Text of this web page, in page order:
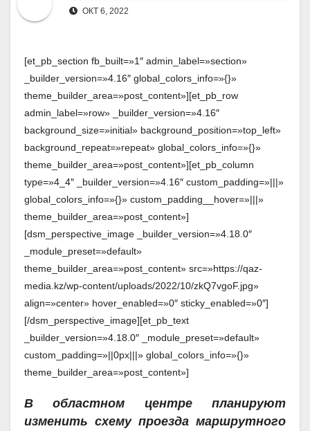
ОКТ 6, 2022
[et_pb_section fb_built=»1″ admin_label=»section»
_builder_version=»4.16″ global_colors_info=»{}»
theme_builder_area=»post_content»][et_pb_row
admin_label=»row» _builder_version=»4.16″
background_size=»initial» background_position=»top_left»
background_repeat=»repeat» global_colors_info=»{}»
theme_builder_area=»post_content»][et_pb_column
type=»4_4″ _builder_version=»4.16″ custom_padding=»|||»
global_colors_info=»{}» custom_padding__hover=»|||»
theme_builder_area=»post_content»]
[dsm_perspective_image _builder_version=»4.18.0″
_module_preset=»default»
theme_builder_area=»post_content» src=»https://qaz-
media.kz/wp-content/uploads/2022/10/zkQ7vgoF.jpg»
align=»center» hover_enabled=»0″ sticky_enabled=»0″]
[/dsm_perspective_image][et_pb_text
_builder_version=»4.18.0″ _module_preset=»default»
custom_padding=»||0px|||» global_colors_info=»{}»
theme_builder_area=»post_content»]
В областном центре планируют
изменить схему проезда маршрутного